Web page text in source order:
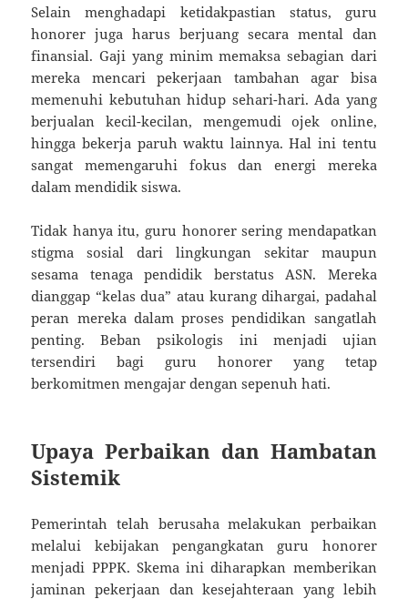
Selain menghadapi ketidakpastian status, guru
honorer juga harus berjuang secara mental dan
finansial. Gaji yang minim memaksa sebagian dari
mereka mencari pekerjaan tambahan agar bisa
memenuhi kebutuhan hidup sehari-hari. Ada yang
berjualan kecil-kecilan, mengemudi ojek online,
hingga bekerja paruh waktu lainnya. Hal ini tentu
sangat memengaruhi fokus dan energi mereka
dalam mendidik siswa.
Tidak hanya itu, guru honorer sering mendapatkan
stigma sosial dari lingkungan sekitar maupun
sesama tenaga pendidik berstatus ASN. Mereka
dianggap “kelas dua” atau kurang dihargai, padahal
peran mereka dalam proses pendidikan sangatlah
penting. Beban psikologis ini menjadi ujian
tersendiri bagi guru honorer yang tetap
berkomitmen mengajar dengan sepenuh hati.
Upaya Perbaikan dan Hambatan
Sistemik
Pemerintah telah berusaha melakukan perbaikan
melalui kebijakan pengangkatan guru honorer
menjadi PPPK. Skema ini diharapkan memberikan
jaminan pekerjaan dan kesejahteraan yang lebih